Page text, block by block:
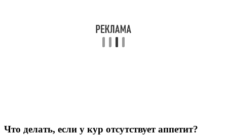
Что делать, если у кур отсутствует аппетит?